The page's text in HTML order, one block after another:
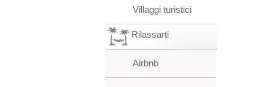
Villaggi turistici
Rilassarti
Airbnb